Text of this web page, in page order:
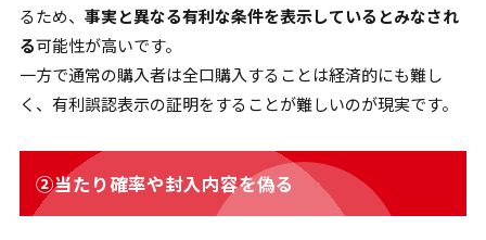
るため、 事実と異なる有利な条件を表示しているとみなされ
る可能性が高いです。
一方で通常の購入者は全口購入することは経済的にも難し
く、有利誤認表示の証明をすることが難しいのが現実です。
②当たり確率や封入内容を偽る